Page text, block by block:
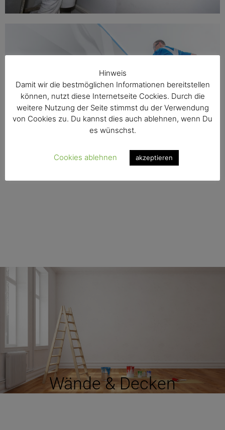
Wände & Decken
Hinweis
Damit wir die bestmöglichen Informationen bereitstellen
können, nutzt diese Internetseite Cockies. Durch die
weitere Nutzung der Seite stimmst du der Verwendung
von Cookies zu. Du kannst dies auch ablehnen, wenn Du
es wünschst.
Cookies ablehnen akzeptieren